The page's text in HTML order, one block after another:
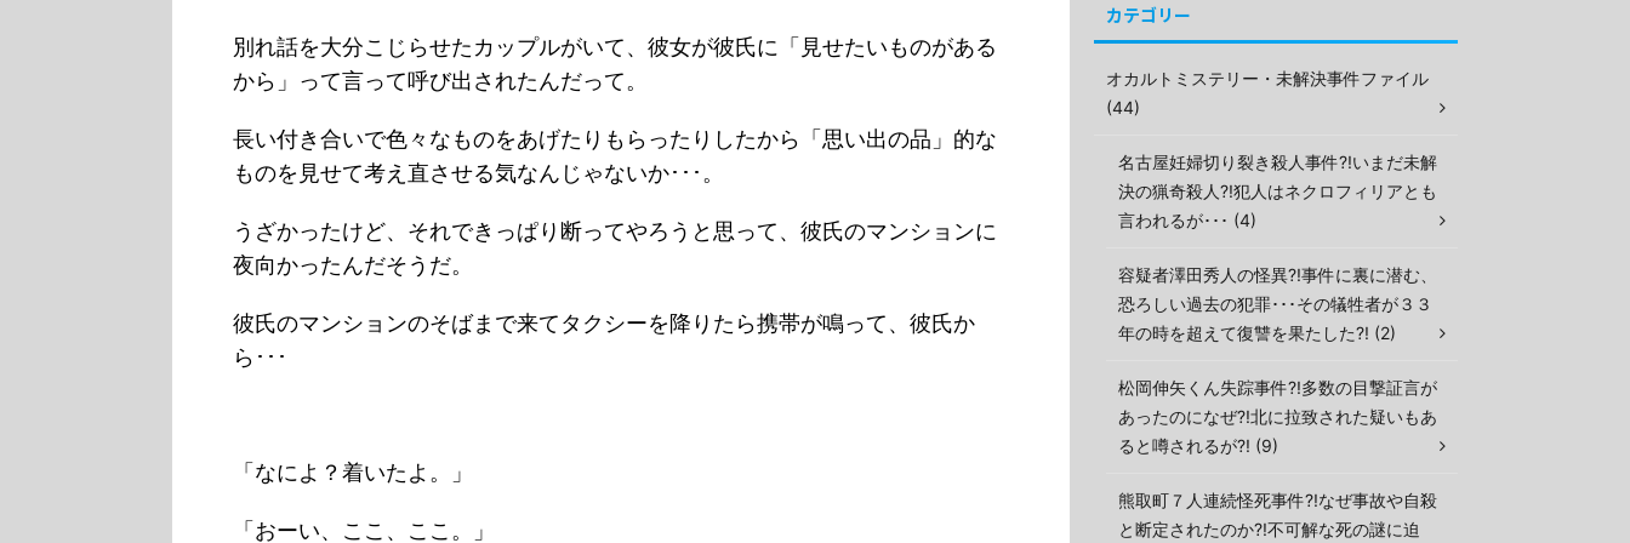
別れ話を大分こじらせたカップルがいて、彼女が彼氏に「見せたいものがある
から」って言って呼び出されたんだって。
長い付き合いで色々なものをあげたりもらったりしたから「思い出の品」的な
ものを見せて考え直させる気なんじゃないか･･･。
うざかったけど、それできっぱり断ってやろうと思って、彼氏のマンションに
夜向かったんだそうだ。
彼氏のマンションのそばまで来てタクシーを降りたら携帯が鳴って、彼氏か
ら･･･
「なによ？着いたよ。」
「おーい、ここ、ここ。」
カテゴリー
オカルトミステリー・未解決事件ファイル
(44)
名古屋妊婦切り裂き殺人事件?!いまだ未解
決の猟奇殺人?!犯人はネクロフィリアとも
言われるが･･･ (4)
容疑者澤田秀人の怪異?!事件に裏に潜む、
恐ろしい過去の犯罪･･･その犠牲者が３３
年の時を超えて復讐を果たした?! (2)
松岡伸矢くん失踪事件?!多数の目撃証言が
あったのになぜ?!北に拉致された疑いもあ
ると噂されるが?! (9)
熊取町７人連続怪死事件?!なぜ事故や自殺
と断定されたのか?!不可解な死の謎に迫